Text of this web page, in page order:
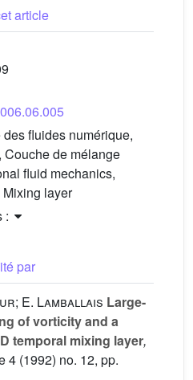
article
fluides numérique,
Couche de mélange
fluid mechanics,
layer
:
par
E. Lamballais Large-
of vorticity and a
temporal mixing layer,
4 (1992) no. 12, pp.